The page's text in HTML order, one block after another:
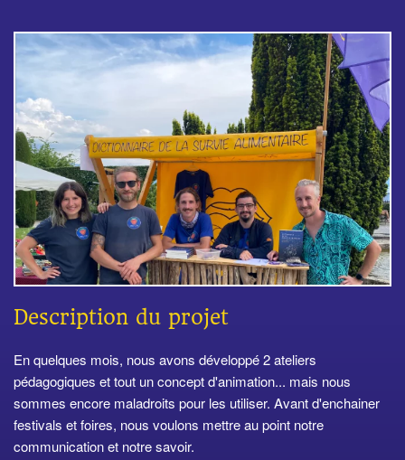
Description du projet
En quelques mois, nous avons développé 2 ateliers
pédagogiques et tout un concept d'animation... mais nous
sommes encore maladroits pour les utiliser. Avant d'enchainer
festivals et foires, nous voulons mettre au point notre
communication et notre savoir.